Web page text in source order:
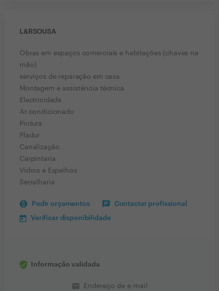
L&RSOUSA
Obras em espaços comerciais e habitações (chaves na
mão)
serviços de reparação em casa
Montagem e assistência técnica
Electricidade
Ar condicionado
Pintura
Pladur
Canalização
Carpintaria
Vidros e Espelhos
Serralharia
Pedir orçamentos Contactar profissional
Verificar disponibilidade
Informação validada
email Endereço de e-mail